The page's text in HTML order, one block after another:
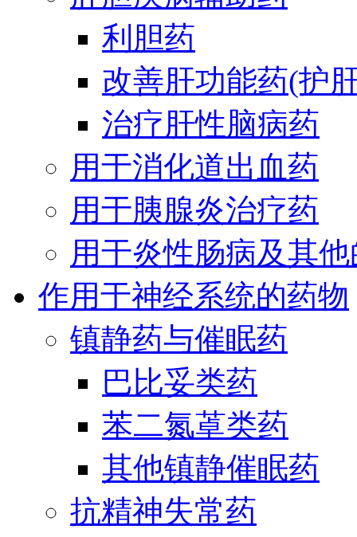
利胆药
改善肝功能药(护
治疗肝性脑病药
用于消化道出血药
用于胰腺炎治疗药
用于炎性肠病及其
作用于神经系统的药物
镇静药与催眠药
巴比妥类药
苯二氮䓬类药
其他镇静催眠药
抗精神失常药